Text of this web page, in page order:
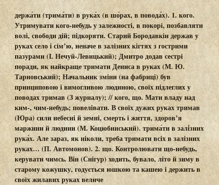
держа́ти (трима́ти) в рука́х (в шо́рах, в повода́х). 1. кого.
Утримувати кого-небудь у залежності, в покорі, позбавляти
волі, свободи дій; підкоряти. Старий Бородавкіндержав у
рукахсело і сім’ю, неначе в залізних кігтях з гострими
пазурами (І. Нечуй-Левицький); Дмитро додав сестрі
поради, як найкращетриматиДенисав руках(М. Ю.
Тарновський); Начальник зміни (на фабриці) був
принциповою і вимогливою людиною, своїх підлеглиху
поводах тримав(З журналу); // кого, що. Мати владу над
ким-, чим-небудь; повелівати.Всвоїх дужихруках тримав
(Юра) сили небесні й земні, смерть і життя, здоров’я
маржини й людини (М. Коцюбинський). трима́ти в залі́зних
рука́х. Але зараз, як ніколи, требатримативсіхв залізних
руках…(П. Автомонов).2.що. Контролювати що-небудь,
керувати чимсь. Він (Снігур) ходить, бувало, літо й зиму в
старому кожушку, годується юшкою та кашею ідержить в
своїх жилавихрукахвеличе